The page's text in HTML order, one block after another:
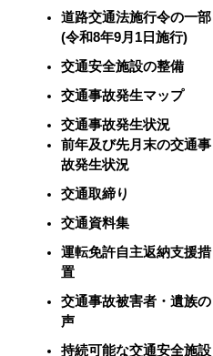
道路交通法施行令の一部
(令和8年9月1日施行)
交通安全施設の整備
交通事故発生マップ
交通事故発生状況
前年及び先月末の交通事
故発生状況
交通取締り
交通資料集
運転免許自主返納支援措
置
交通事故被害者・遺族の
声
持続可能な交通安全施設